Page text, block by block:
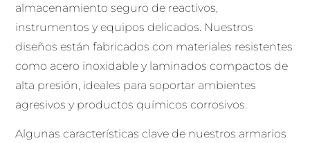
almacenamiento seguro de reactivos,
instrumentos y equipos delicados. Nuestros
diseños están fabricados con materiales resistentes
como acero inoxidable y laminados compactos de
alta presión, ideales para soportar ambientes
agresivos y productos químicos corrosivos.
Algunas características clave de nuestros armarios